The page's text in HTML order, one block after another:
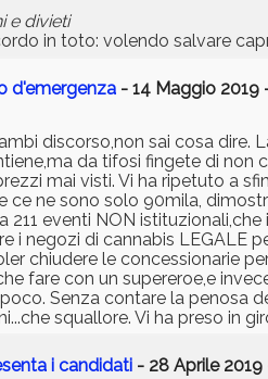
e divieti
in toto: volendo salvare
d'emergenza - 14 Maggio 2019
discorso,non sai cosa dire.
da tifosi fingete di non
mai visti. Vi ha ripetuto a
ce ne sono solo 90mila,
211 eventi NON
i negozi di cannabis LEGALE
chiudere le concessionarie
fare con un supereroe,e
Senza contare la penosa
squallore. Vi ha preso in
i candidati - 28 Aprile 2019